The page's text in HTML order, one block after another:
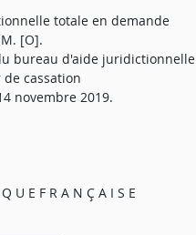
totale en demande
[O].
bureau d'aide juridictionnelle
cassation
novembre 2019.
U E F R A N Ç A I S E